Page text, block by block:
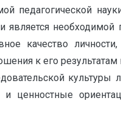
педагогической
является
качество
к его
ценностные